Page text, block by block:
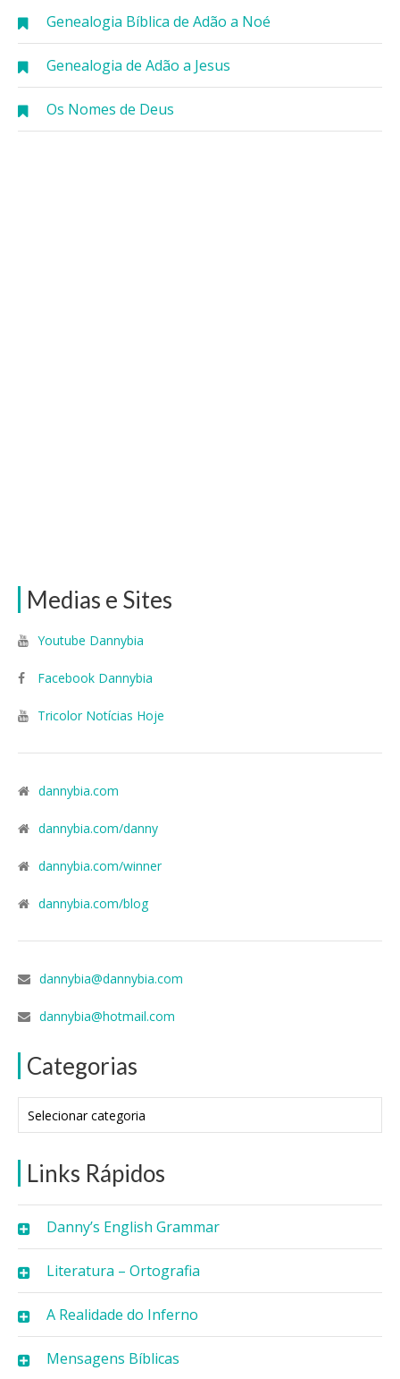
Genealogia Bíblica de Adão a Noé
Genealogia de Adão a Jesus
Os Nomes de Deus
Medias e Sites
Youtube Dannybia
Facebook Dannybia
Tricolor Notícias Hoje
dannybia.com
dannybia.com/danny
dannybia.com/winner
dannybia.com/blog
dannybia@dannybia.com
dannybia@hotmail.com
Categorias
Links Rápidos
Danny’s English Grammar
Literatura – Ortografia
A Realidade do Inferno
Mensagens Bíblicas